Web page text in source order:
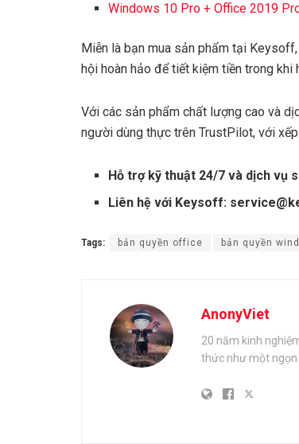
Windows 10 Pro + Office 2019
Miễn là bạn mua sản phẩm tại
hội hoàn hảo để tiết kiệm tiền trong
Với các sản phẩm chất lượng cao và
người dùng thực trên TrustPilot, với
Hỗ trợ kỹ thuật 24/7 và dịch vụ
Liên hệ với Keysoff:
Tags: bản quyền office bản quyền
AnonyViet
20 năm kinh
thức như một ngọn